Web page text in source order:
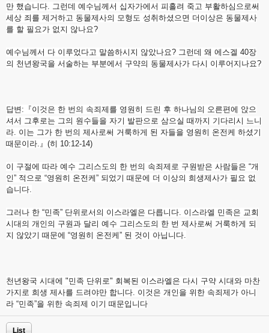
만 했습니다. 그런데 예수님께서 십자가에서 피흘려 죽고 부활하심으로써
세상 죄를 제거하고 동물제사의 모형도 성취하셨으면 더이상은 동물제사
를 할 필요가 없지 않나요?
​예수님께서 다 이루었다고 말씀하시지 않았나요? 그런데 왜 에스겔 40장
의 천년왕국을 서술하는 부분에서 구약의 동물제사가 다시 이루어지나요?
답변:『이것은 한 번의 속죄제를 영원히 드린 후 하나님의 오른편에 앉으
셔서 그후로는 그의 원수들을 자기 발판으로 삼으실 때까지 기다리시 느니
라. 이는 그가 한 번의 제사로써 거룩하게 된 자들을 영원히 온전케 하셨기
때문이라.』(히 10:12-14)
​이 구절에 따라 예수 그리스도의 한 번의 속죄제로 구원받은 사람들은 “개
인” 적으로 “영원히 온전케” 되었기 때문에 더 이상의 희생제사가 필요 없
습니다.
그러나 한 “민족” 단위로서의 이스라엘은 다릅니다. 이스라엘 민족은 교회
시대의 개인의 구원과 달리 예수 그리스도의 한 번 제사로써 거룩하게 되
지 않았기 때문에 “영원히 온전케” 된 것이 아닙니다.
천년왕국 시대에 "민족 단위로" 회복된 이스라엘은 다시 구약 시대와 마찬
가지로 희생 제사를 드려야만 합니다. 이것은 개인을 위한 속죄제가 아니
라 “민족”을 위한 속죄제 이기 때문입니다
List